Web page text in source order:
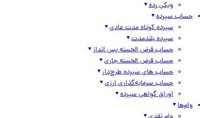
ویکی رده
حساب سپرده
سپرده کوتاه مدت عادی
سپرده بلندمدت
حساب قرض الحسنه پس انداز
حساب قرض الحسنه جاری
حساب های سپرده طرح‌دار
حساب سرمایه‌گذاری ارزی
اوراق گواهی سپرده
وام‌ها